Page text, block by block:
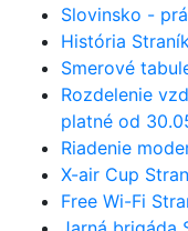
Slovinsko -
História
Smerové
Rozdelenie
platné od
Riadenie
X-air Cup
Free Wi-Fi